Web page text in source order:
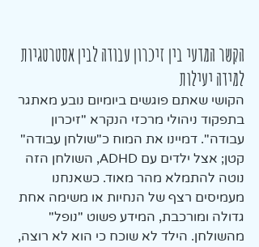
הקשר המדעי בין זיכרון עבודה לבין אסטרטגיות
למידה יעילות
הקושי שאתם פוגשים ביומיום נובע מאתגר
בתפקוד ניהולי מרכזי הנקרא "זיכרון
עבודה". דמיינו את המוח כ"שולחן עבודה"
קטן; אצל ילדים עם ADHD, השולחן הזה
נוטה להתמלא מהר מאוד. כשאנחנו
מעמיסים רצף של הנחיות או משימה אחת
גדולה ומורכבת, המידע פשוט "נופל"
מהשולחן. הילד לא שוכח כי הוא לא רוצה,